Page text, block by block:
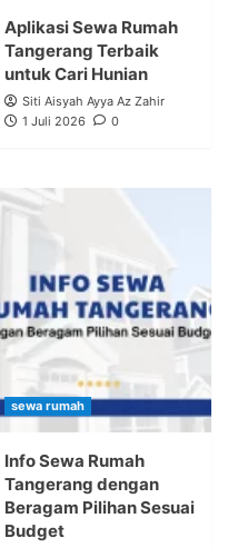
Aplikasi Sewa Rumah
Tangerang Terbaik
untuk Cari Hunian
Siti Aisyah Ayya Az Zahir
1 Juli 2026
0
sewa rumah
Info Sewa Rumah
Tangerang dengan
Beragam Pilihan Sesuai
Budget